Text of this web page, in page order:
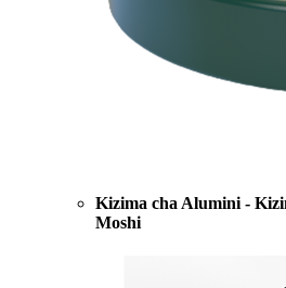
Kizima cha Alumini -
Moshi